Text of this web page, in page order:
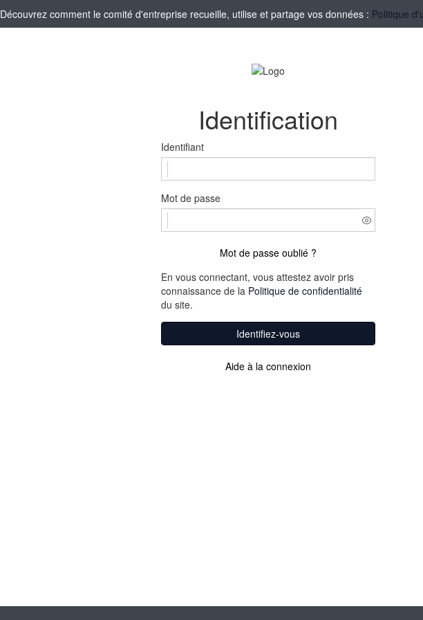
Découvrez comment le comité d'entreprise recueille, utilise et partage vos données : Politique
Identification
Identifiant
Mot de passe
Mot de passe oublié ?
En vous connectant, vous attestez avoir pris
connaissance de la Politique de confidentialité
du site.
Identifiez-vous
Aide à la connexion